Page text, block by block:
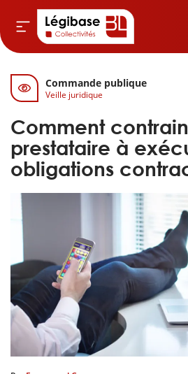
& Cimetières
& Élu local
& Finances locales
publique
Commande publique
Veille juridique
Comment
prestataire à
obligations